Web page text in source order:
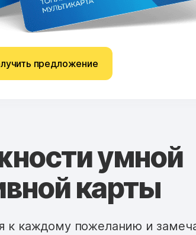
предложение
умной
карты
к каждому пожеланию и